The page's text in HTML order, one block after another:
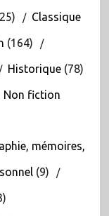
Classique
(164)
Historique(78)
Non fiction
mémoires,
(9)